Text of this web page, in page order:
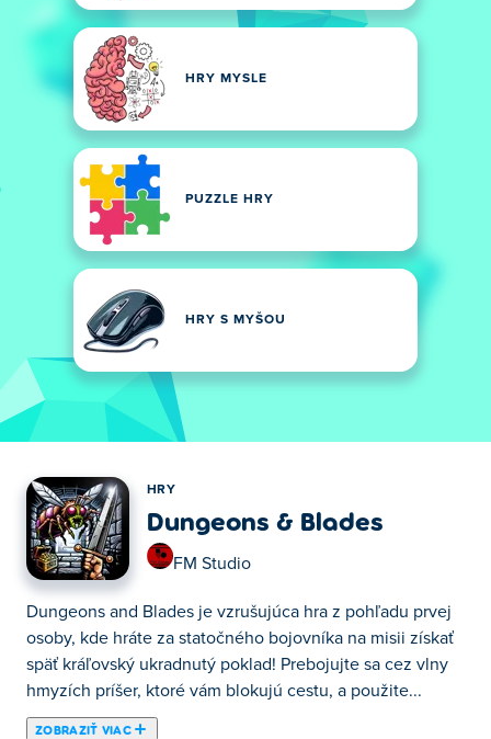
HRY MYSLE
PUZZLE HRY
HRY S MYŠOU
HRY
Dungeons & Blades
FM Studio
Dungeons and Blades je vzrušujúca hra z pohľadu prvej
osoby, kde hráte za statočného bojovníka na misii získať
späť kráľovský ukradnutý poklad! Prebojujte sa cez vlny
hmyzích príšer, ktoré vám blokujú cestu, a použite...
ZOBRAZIŤ VIAC